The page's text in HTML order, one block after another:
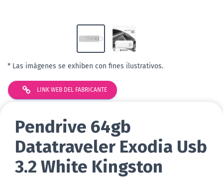
* Las imágenes se exhiben con fines ilustrativos.
LINK WEB DEL FABRICANTE
Pendrive 64gb
Datatraveler Exodia Usb
3.2 White Kingston